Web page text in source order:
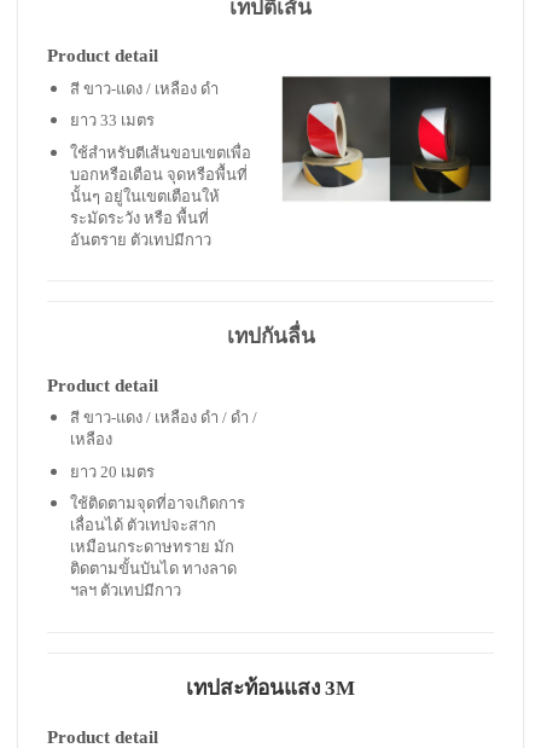
เทปตีเส้น
Product detail
สี ขาว-แดง / เหลือง ดำ
ยาว 33 เมตร
ใช้สำหรับตีเส้นขอบเขตเพื่อ
บอกหรือเตือน จุดหรือพื้นที่
นั้นๆ อยู่ในเขตเตือนให้
ระมัดระวัง หรือ พื้นที่
อันตราย ตัวเทปมีกาว
เทปกันลื่น
Product detail
สี ขาว-แดง / เหลือง ดำ / ดำ /
เหลือง
ยาว 20 เมตร
ใช้ติดตามจุดที่อาจเกิดการ
เลื่อนได้ ตัวเทปจะสาก
เหมือนกระดาษทราย มัก
ติดตามขั้นบันได ทางลาด
ฯลฯ ตัวเทปมีกาว
เทปสะท้อนแสง 3M
Product detail